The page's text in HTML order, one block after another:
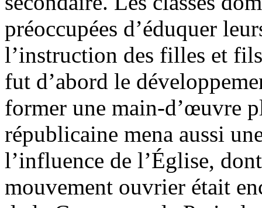
préoccupées d’éduquer
l’instruction des filles et
fut d’abord le
former une main-d’œuvre
républicaine mena aussi
l’influence de l’Église,
mouvement ouvrier était